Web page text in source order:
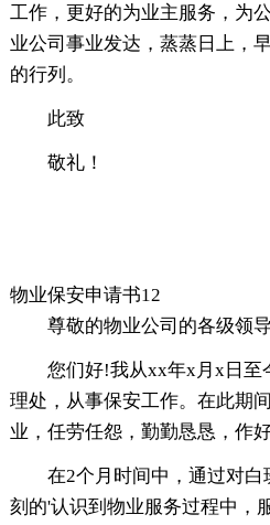
工作，更好的为业主服务，为
业公司事业发达，蒸蒸日上，
的行列。
此致
敬礼！
物业保安申请书12
尊敬的物业公司的各级领导
您们好!我从xx年x月x日至
理处，从事保安工作。在此期
业，任劳任怨，勤勤恳恳，作
在2个月时间中，通过对
刻的'认识到物业服务过程中，